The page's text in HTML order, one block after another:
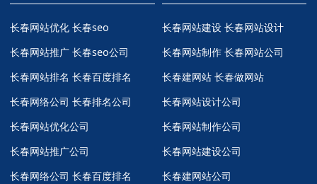
长春网站优化 长春seo
长春网站推广 长春seo公司
长春网站排名 长春百度排名
长春网络公司 长春排名公司
长春网站优化公司
长春网站推广公司
长春网络公司 长春百度排名
长春网站建设 长春网站设计
长春网站制作 长春网站公司
长春建网站 长春做网站
长春网站设计公司
长春网站制作公司
长春网站建设公司
长春建网站公司